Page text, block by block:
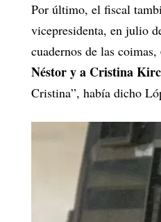
Por último, el fiscal
vicepresidenta, en julio
cuadernos de las coimas,
Néstor y a Cristina
Cristina”, había dicho